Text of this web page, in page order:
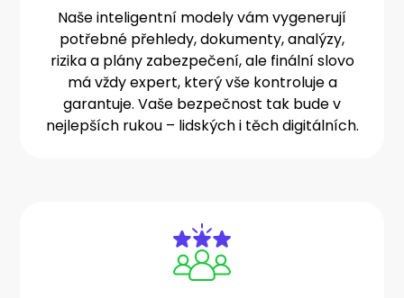
Naše inteligentní modely vám vygenerují
potřebné přehledy, dokumenty, analýzy,
rizika a plány zabezpečení, ale finální slovo
má vždy expert, který vše kontroluje a
garantuje. Vaše bezpečnost tak bude v
nejlepších rukou – lidských i těch digitálních.